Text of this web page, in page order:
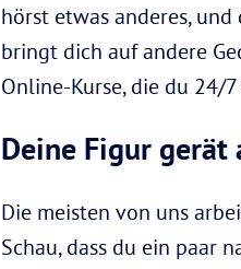
hörst etwas anderes,
bringt dich auf andere
Online-Kurse, die du 24/
Deine Figur gerät
Die meisten von uns
Schau, dass du ein paar